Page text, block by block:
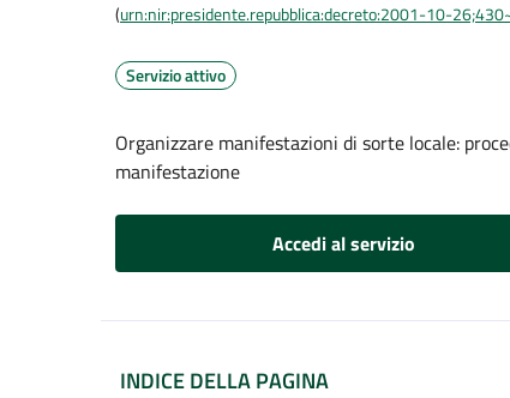
(urn:nir:presidente.repubblica:decreto:2001-10-
Servizio attivo
Organizzare manifestazioni di sorte locale:
manifestazione
Accedi al servizio
INDICE DELLA PAGINA